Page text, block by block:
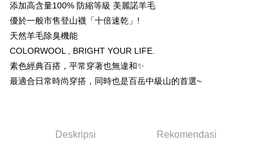
Yuanta Commercial Bank
Bank SinoPac
Bank Komersial E.SUN
DBS Bank
Bank Antarabangsa
Taishin
Syarikat Kad Kredit
Bank Antarabangsa Taishin
Bank CTBC
Syarikat Kad Kredit Rakuten
Taiwan
HSBC Bank (Taiwan)
Limited
Hwatai Bank
Union Bank of Taiwan
Bank
Yuanta Commercial Bank
Bank SinoPac
Bank Antarabangsa
Bank CTBC
Hwatai Bank
Union Bank of Taiwan
Far Eastern International Bank
Bank SinoPac
DBS Bank
Bank CTBC
Syarikat Kad Kredit Rakuten
OP Pay Later
Deskripsi
[Terma Penggunaan untuk OP Pay Later]
pengguna Taiwan Mobile tanpa memerlukan permohonan tambahan.
akhir pembayaran. Transaksi akan dianggap selesai setelah pembayaran
AFTEE
Deskripsi
Pertama, Mengenai Perkhidmatan AFTEE Beli Sekarang Bayar Kemudian
1. Dengan memilih AFTEE sebagai kaedah pembayaran, mesej
dihantar ke alamat yang ditetapkan.
4. Setelah pesanan disahkan, anda akan menerima SMS pembayaran
Pemindahan ATM
全家取貨付款
添加高含量100% 防縮等級 美麗諾羊毛
優於一般市售登山襪「十倍速乾」!
天然羊毛除臭機能
COLORWOOL , BRIGHT YOUR LIFE.
素色經典百搭，平常穿著也無違和✨
最適合日常時尚穿搭，同時也是百岳中級山的首選~
Deskripsi Rekomendasi